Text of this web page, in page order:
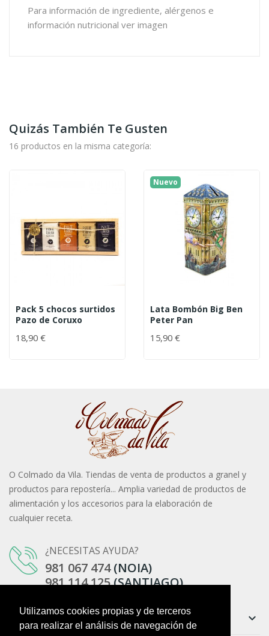
Utilizamos cookies propias y de terceros
para realizar el análisis de navegación de
Para información de ingrediente, alérgenos e
información nutricional ver imagen
Quizás También Te Gusten
16 productos en la misma categoría:
Pack 5 chocos surtidos
Pazo de Coruxo
18,90 €
Nuevo
Lata Bombón Big Ben
Peter Pan
15,90 €
O Colmado da Vila. Tiendas de venta de productos a granel y
productos para repostería... Amplia variedad de productos de
alimentación y los accesorios para la elaboración de
cualquier receta.
¿NECESITAS AYUDA?
981 067 474(NOIA)
981 114 125(SANTIAGO)
Información keyboard_arrow_down